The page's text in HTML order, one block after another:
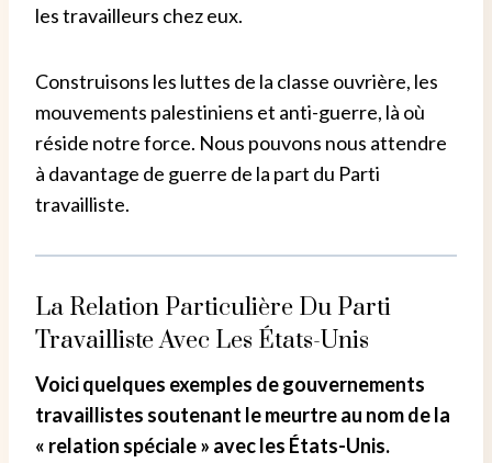
les travailleurs chez eux.
Construisons les luttes de la classe ouvrière, les
mouvements palestiniens et anti-guerre, là où
réside notre force. Nous pouvons nous attendre
à davantage de guerre de la part du Parti
travailliste.
La Relation Particulière Du Parti
Travailliste Avec Les États-Unis
Voici quelques exemples de gouvernements
travaillistes soutenant le meurtre au nom de la
« relation spéciale » avec les États-Unis.